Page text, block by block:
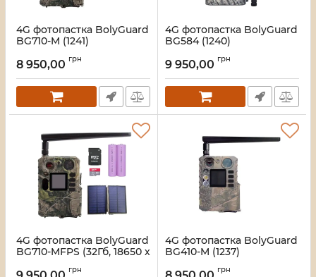
4G фотопастка BolyGuard
BG710-M (1241)
8 950,00 грн
4G фотопастка BolyGuard
BG584 (1240)
9 950,00 грн
4G фотопастка BolyGuard
BG710-MFPS (32Гб, 18650 х
грн
4G фотопастка BolyGuard
BG410-M (1237)
грн